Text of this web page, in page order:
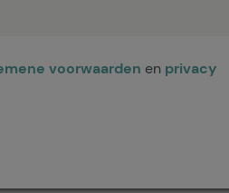
voorwaarden en privacy